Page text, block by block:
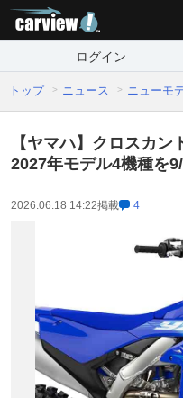
ログイン
トップ ニュース ニューモ
【ヤマハ】クロスカン
2027年モデル4機種を
2026.06.18 14:22掲載 4